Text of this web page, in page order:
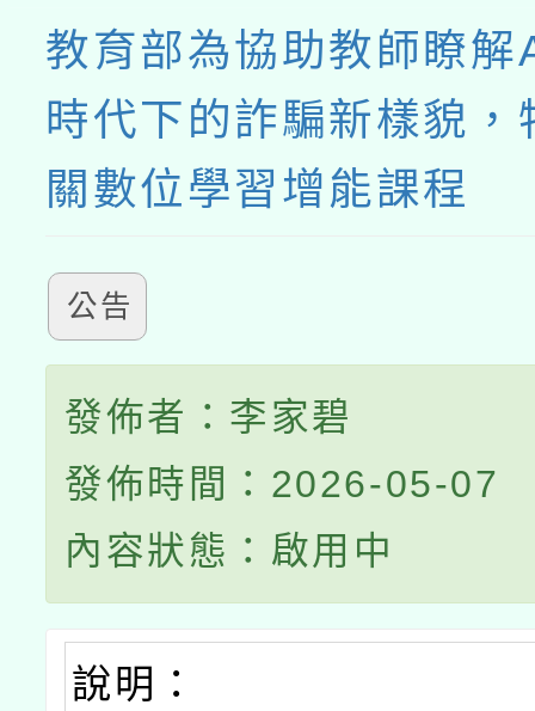
教育部為協助教師瞭解
時代下的詐騙新樣貌，
關數位學習增能課程
公告
發佈者：李家碧
發佈時間：2026-05-07
內容狀態：啟用中
說明：